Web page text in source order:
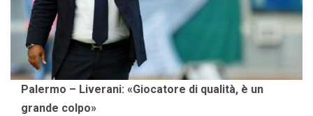
Palermo – Liverani: «Giocatore di qualità, è un
grande colpo»